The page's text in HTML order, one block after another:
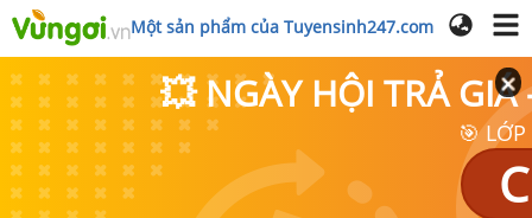
Một sản phẩm của Tuyensinh247.com
💥 NGÀY HỘI TRẢ GIÁ
🎯